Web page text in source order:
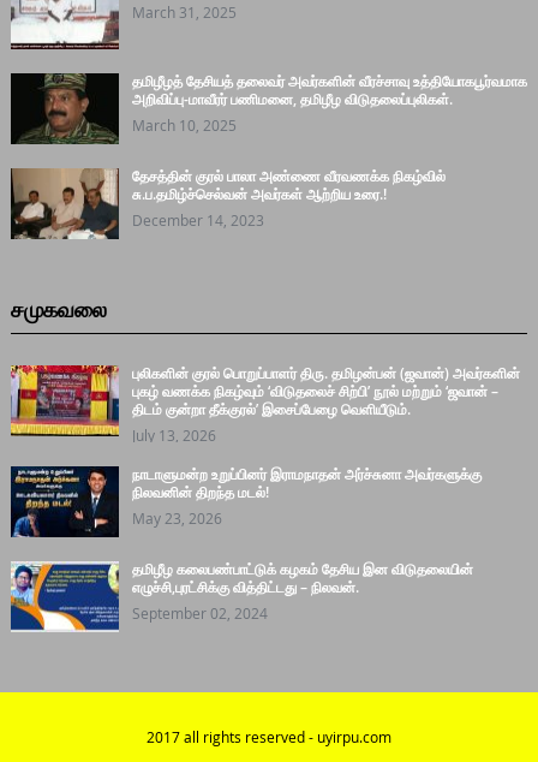
March 31, 2025
தமிழீழத் தேசியத் தலைவர் அவர்களின் வீரச்சாவு உத்தியோகபூர்வமாக
அறிவிப்பு-மாவீரர் பணிமனை, தமிழீழ விடுதலைப்புலிகள்.
March 10, 2025
தேசத்தின் குரல் பாலா அண்ணை வீரவணக்க நிகழ்வில்
சு.ப.தமிழ்ச்செல்வன் அவர்கள் ஆற்றிய உரை.!
December 14, 2023
சமுகவலை
புலிகளின் குரல் பொறுப்பாளர் திரு. தமிழன்பன் (ஜவான்) அவர்களின்
புகழ் வணக்க நிகழ்வும் ‘விடுதலைச் சிற்பி’ நூல் மற்றும் ‘ஜவான் –
திடம் குன்றா தீக்குரல்’ இசைப்பேழை வெளியீடும்.
July 13, 2026
நாடாளுமன்ற உறுப்பினர் இராமநாதன் அர்ச்சுனா அவர்களுக்கு
நிலவனின் திறந்த மடல்!
May 23, 2026
தமிழீழ கலைபண்பாட்டுக் கழகம் தேசிய இன விடுதலையின்
எழுச்சி,புரட்சிக்கு வித்திட்டது – நிலவன்.
September 02, 2024
2017 all rights reserved - uyirpu.com